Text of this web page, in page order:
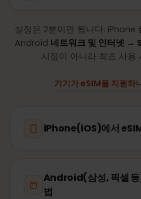
설정은 2분이면 됩니다: iPhone
Android 네트워크 및 인터넷 →
시점이 아니라 최초 사용
기기가 eSIM을 지원하
iPhone(iOS)에서
Android(삼성, 픽셀 등
법